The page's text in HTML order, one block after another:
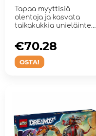
Tapaa myyttisiä
olentoja ja kasvata
taikakukkia unieläinten
OSTA!
€70.28